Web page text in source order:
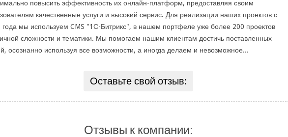
повысить эффективность их онлайн-платформ, предоставляя своим
качественные услуги и высокий сервис. Для реализации наших проектов с
года мы используем CMS "1С-Битрикс", в нашем портфеле уже более 200 проектов
сложности и тематики. Мы помогаем нашим клиентам достичь поставленных
осознанно используя все возможности, а иногда делаем и невозможное...
Оставьте свой отзыв:
Отзывы к компании: